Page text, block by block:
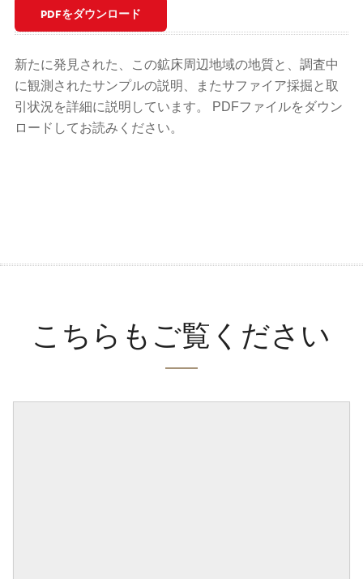
PDFをダウンロード
新たに発見された、この鉱床周辺地域の地質と、調査中
に観測されたサンプルの説明、またサファイア採掘と取
引状況を詳細に説明しています。 PDFファイルをダウン
ロードしてお読みください。
こちらもご覧ください